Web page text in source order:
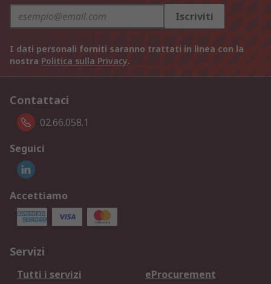
Iscriviti
I dati personali forniti saranno trattati in linea con la
nostra Politica sulla Privacy.
Contattaci
02.66.058.1
Seguici
Accettiamo
Servizi
Tutti i servizi
eProcurement